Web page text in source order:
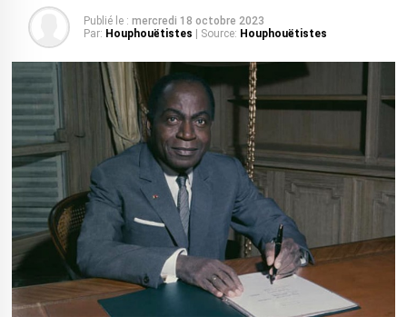
Publié le : mercredi 18 octobre 2023
Par: Houphouëtistes | Source: Houphouëtistes